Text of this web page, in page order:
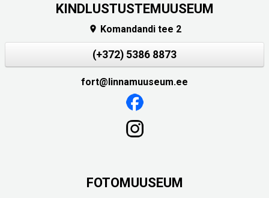
KINDLUSTUSTEMUUSEUM
 Komandandi tee 2
(+372) 5386 8873
fort@linnamuuseum.ee
FOTOMUUSEUM